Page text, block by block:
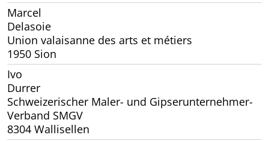
Marcel
Delasoie
Union valaisanne des arts et métiers
1950 Sion
Ivo
Durrer
Schweizerischer Maler- und Gipserunternehmer-
Verband SMGV
8304 Wallisellen